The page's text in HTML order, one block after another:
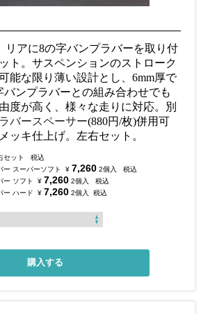
リアに8の字バンプラバーを取り付
ト。サスペンションのストローク
能な限り薄い設計とし、6mm厚で
バンプラバーとの組み合わせでも
度が高く、様々な走りに対応。別
バースペーサー(880円/枚)併用可
ッキ仕上げ。左右セット。
セット
税込
ー スーパーソフト
¥ 7,260 2個入
税込
ー ソフト
¥ 7,260 2個入
税込
ー ハード
¥ 7,260 2個入 税込